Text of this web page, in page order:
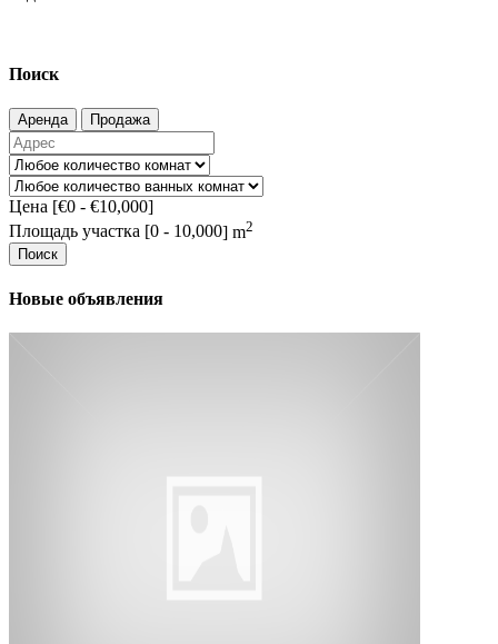
Поиск
Аренда Продажа
Цена [€0 - €10,000]
Площадь участка [0 - 10,000] m2
Поиск
Новые объявления